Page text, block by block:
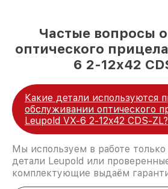
Частые вопросы
оптического
6 2-12x42
Какие детали используются
обслуживании оптического
Leupold VX-6 2-12x42 CDS-ZL?
Мы используем в работе
детали Leupold или
комплектующие выдаём